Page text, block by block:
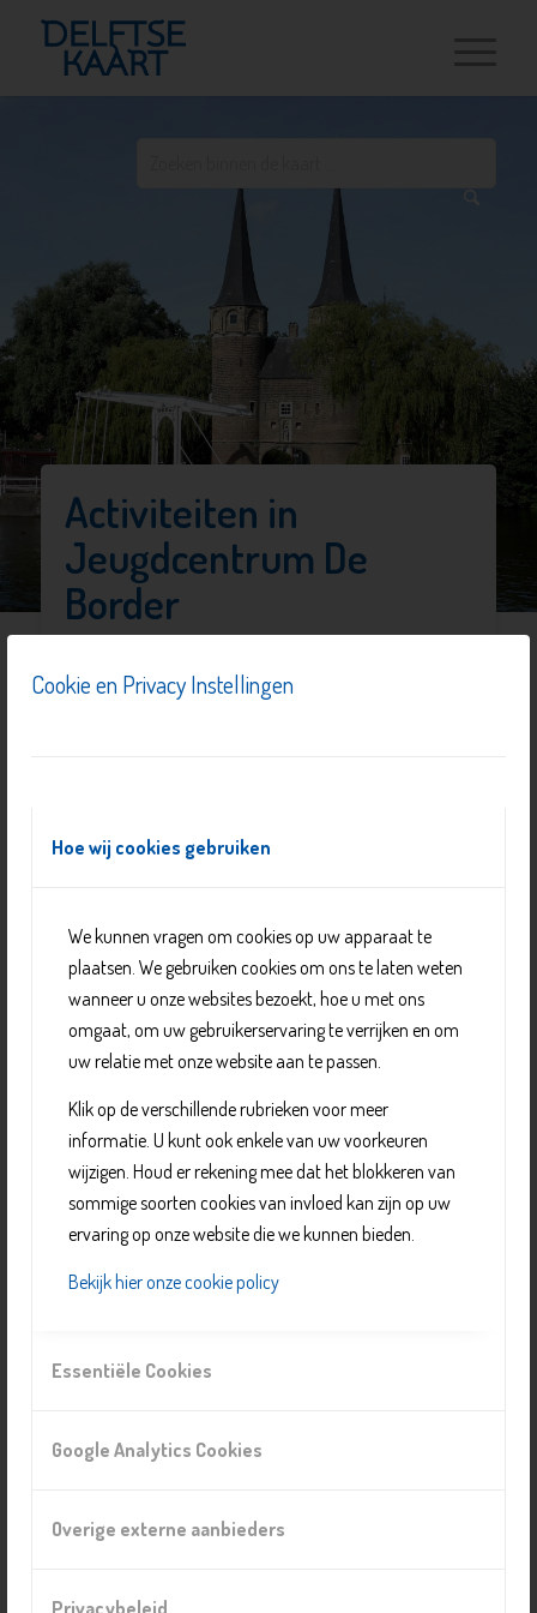
Cookie en Privacy Instellingen
Hoe wij cookies gebruiken
We kunnen vragen om cookies op uw apparaat te
plaatsen. We gebruiken cookies om ons te laten weten
wanneer u onze websites bezoekt, hoe u met ons
omgaat, om uw gebruikerservaring te verrijken en om
uw relatie met onze website aan te passen.
Klik op de verschillende rubrieken voor meer
informatie. U kunt ook enkele van uw voorkeuren
wijzigen. Houd er rekening mee dat het blokkeren van
sommige soorten cookies van invloed kan zijn op uw
ervaring op onze website die we kunnen bieden.
Bekijk hier onze cookie policy
Essentiële Cookies
Google Analytics Cookies
Overige externe aanbieders
Organisatie
Telefoonnummer: 06 4221 0442
Website:https://welzijndelft.sportfondsen.nl/
Jongerencentrum De Border
Activiteiten in
Jeugdcentrum De
Border
In Jeugdcentrum De Border worden de hele week door
activiteiten gehouden voor tieners en jongeren. Er zijn
speciale activiteiten voor meiden op dinsdag. Verder
sportmix, sport en chillen.
ZieActiviteiten Jeugdcentrum De Bordervoor een
compleet overzicht van de dagen en de tijden.